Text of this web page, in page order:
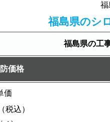
福
福島県のシ
福島県の工
価格
価
税込）